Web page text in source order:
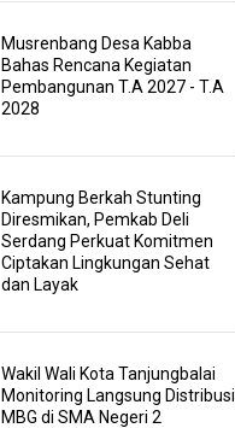
Musrenbang Desa Kabba
Bahas Rencana Kegiatan
Pembangunan T.A 2027 - T.A
2028
Kampung Berkah Stunting
Diresmikan, Pemkab Deli
Serdang Perkuat Komitmen
Ciptakan Lingkungan Sehat
dan Layak
Wakil Wali Kota Tanjungbalai
Monitoring Langsung Distribusi
MBG di SMA Negeri 2